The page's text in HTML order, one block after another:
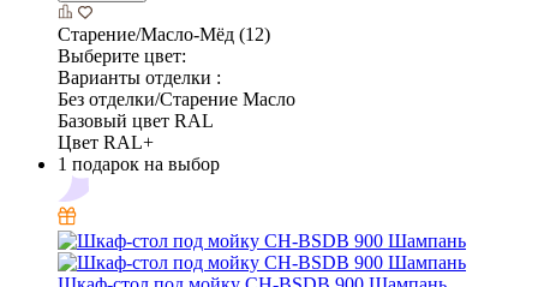
Старение/Масло-Мёд (12)
Выберите цвет:
Варианты отделки :
Без отделки/Старение Масло
Базовый цвет RAL
Цвет RAL+
1 подарок на выбор